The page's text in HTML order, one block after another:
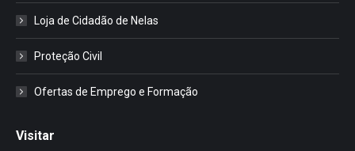
Loja de Cidadão de Nelas
Proteção Civil
Ofertas de Emprego e Formação
Visitar